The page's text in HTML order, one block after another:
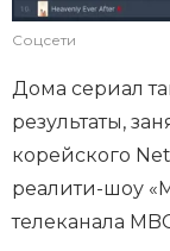
Соцсети
Дома сериал
результаты,
корейского
реалити-шоу
телеканала